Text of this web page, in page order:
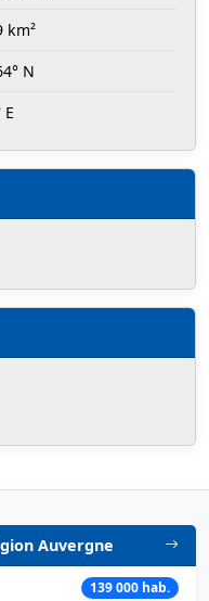
km²
N
E
Auvergne
139 000 hab.